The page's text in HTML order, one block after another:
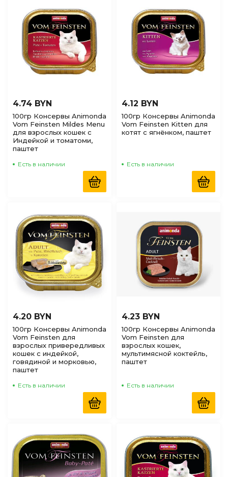
4.74 BYN
100гр Консервы Animonda
Vom Feinsten Mildes Menu
для взрослых кошек с
Индейкой и томатоми,
паштет
Есть в наличии
4.12 BYN
100гр Консервы Animonda
Vom Feinsten Kitten для
котят с ягнёнком, паштет
Есть в наличии
4.20 BYN
100гр Консервы Animonda
Vom Feinsten для
взрослых привередливых
кошек с индейкой,
говядиной и морковью,
паштет
Есть в наличии
4.23 BYN
100гр Консервы Animonda
Vom Feinsten для
взрослых кошек,
мультимясной коктейль,
паштет
Есть в наличии